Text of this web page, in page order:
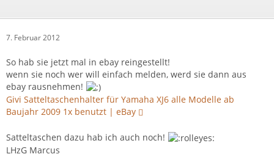
7. Februar 2012
So hab sie jetzt mal in ebay reingestellt!
wenn sie noch wer will einfach melden, werd sie dann aus
ebay rausnehmen!
Givi Satteltaschenhalter für Yamaha XJ6 alle Modelle ab
Baujahr 2009 1x benutzt | eBay
Satteltaschen dazu hab ich auch noch!
LHzG Marcus